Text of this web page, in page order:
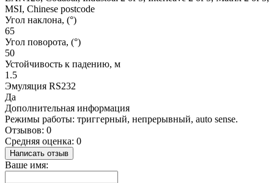
MSI, Chinese postcode
Угол наклона, (°)
65
Угол поворота, (°)
50
Устойчивость к падению, м
1.5
Эмуляция RS232
Да
Дополнительная информация
Режимы работы: триггерный, непрерывный, auto sense.
Отзывов: 0
Средняя оценка: 0
Написать отзыв
Ваше имя: